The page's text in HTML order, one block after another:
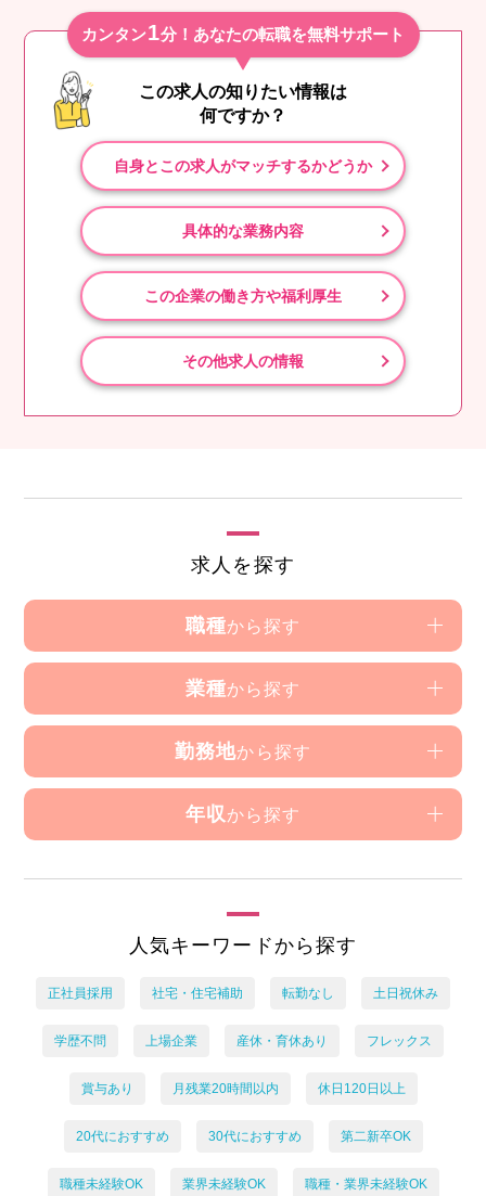
カンタン1分！あなたの転職を無料サポート
この求人の知りたい情報は
何ですか？
自身とこの求人がマッチするかどうか
具体的な業務内容
この企業の働き方や福利厚生
その他求人の情報
求人を探す
職種から探す
業種から探す
勤務地から探す
年収 から探す
人気キーワードから探す
正社員採用 社宅・住宅補助 転勤なし 土日祝休み
学歴不問 上場企業 産休・育休あり フレックス
賞与あり 月残業20時間以内 休日120日以上
20代におすすめ 30代におすすめ 第二新卒OK
職種未経験OK 業界未経験OK 職種・業界未経験OK